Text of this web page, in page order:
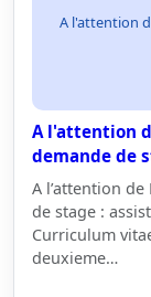
A l'attention
A l'attention
demande de
A l’attention
de stage :
Curriculum
deuxieme…